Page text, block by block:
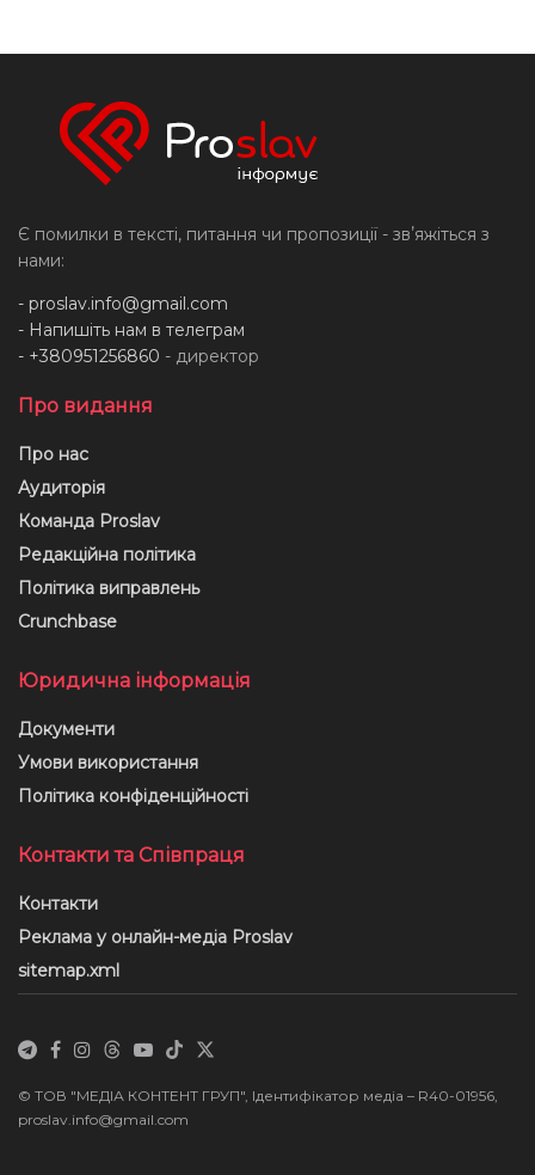
Є помилки в тексті, питання чи пропозиції - звʼяжіться з
нами:
- proslav.info@gmail.com
- Напишіть нам в телеграм
- +380951256860 - директор
Про видання
Про нас
Аудиторія
Команда Proslav
Редакційна політика
Політика виправлень
Crunchbase
Юридична інформація
Документи
Умови використання
Політика конфіденційності
Контакти та Співпраця
Контакти
Реклама у онлайн-медіа Proslav
sitemap.xml
© ТОВ "МЕДІА КОНТЕНТ ГРУП", Ідентифікатор медіа – R40-01956,
proslav.info@gmail.com